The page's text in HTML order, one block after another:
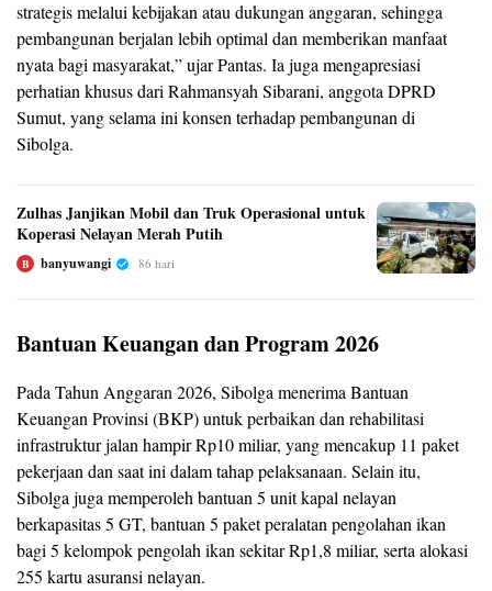
strategis melalui kebijakan atau dukungan anggaran, sehingga
pembangunan berjalan lebih optimal dan memberikan manfaat
nyata bagi masyarakat,” ujar Pantas. Ia juga mengapresiasi
perhatian khusus dari Rahmansyah Sibarani, anggota DPRD
Sumut, yang selama ini konsen terhadap pembangunan di
Sibolga.
Zulhas Janjikan Mobil dan Truk Operasional untuk
Koperasi Nelayan Merah Putih
B banyuwangi 86 hari
Bantuan Keuangan dan Program 2026
Pada Tahun Anggaran 2026, Sibolga menerima Bantuan
Keuangan Provinsi (BKP) untuk perbaikan dan rehabilitasi
infrastruktur jalan hampir Rp10 miliar, yang mencakup 11 paket
pekerjaan dan saat ini dalam tahap pelaksanaan. Selain itu,
Sibolga juga memperoleh bantuan 5 unit kapal nelayan
berkapasitas 5 GT, bantuan 5 paket peralatan pengolahan ikan
bagi 5 kelompok pengolah ikan sekitar Rp1,8 miliar, serta alokasi
255 kartu asuransi nelayan.